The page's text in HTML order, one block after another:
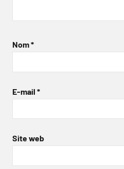
Nom*
E-mail *
Site web